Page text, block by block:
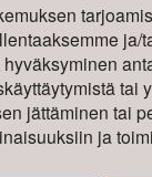
ja/
tai
jättäminen tai
ja